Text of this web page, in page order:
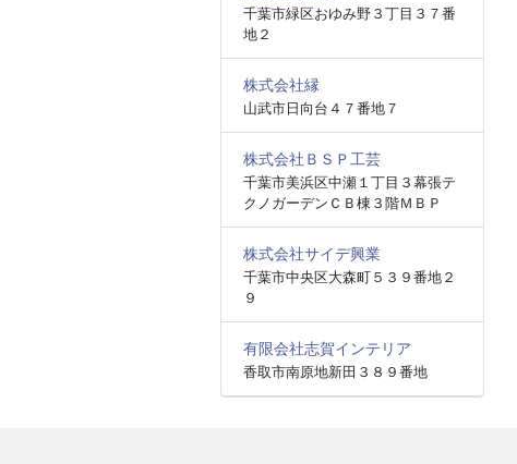
千葉市緑区おゆみ野３丁目３７番
地２
株式会社縁
山武市日向台４７番地７
株式会社ＢＳＰ工芸
千葉市美浜区中瀬１丁目３幕張テ
クノガーデンＣＢ棟３階ＭＢＰ
株式会社サイデ興業
千葉市中央区大森町５３９番地２
９
有限会社志賀インテリア
香取市南原地新田３８９番地